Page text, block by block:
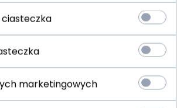
(0)
15,
marketingowych